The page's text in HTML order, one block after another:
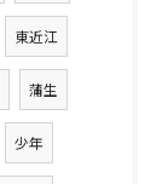
東近江
蒲生
少年